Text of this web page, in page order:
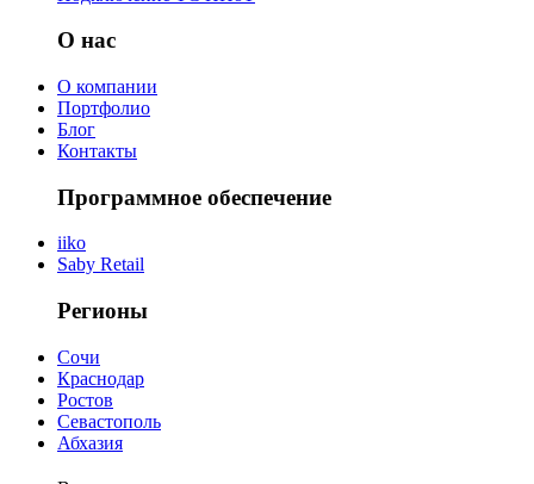
О нас
О компании
Портфолио
Блог
Контакты
Программное обеспечение
iiko
Saby Retail
Регионы
Сочи
Краснодар
Ростов
Севастополь
Абхазия